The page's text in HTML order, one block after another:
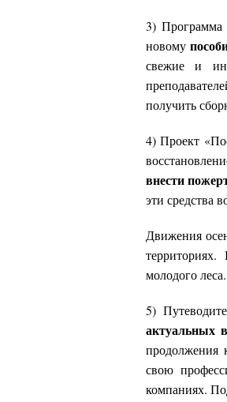
3) Программа
новому
свежие и
получить
4) Проект
внести
эти средства
Движения
молодого
5)
актуальных
продолжения
свою
компаниях.